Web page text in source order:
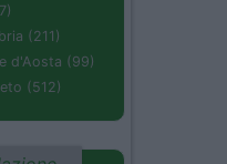
(211)
d'Aosta (99)
(512)